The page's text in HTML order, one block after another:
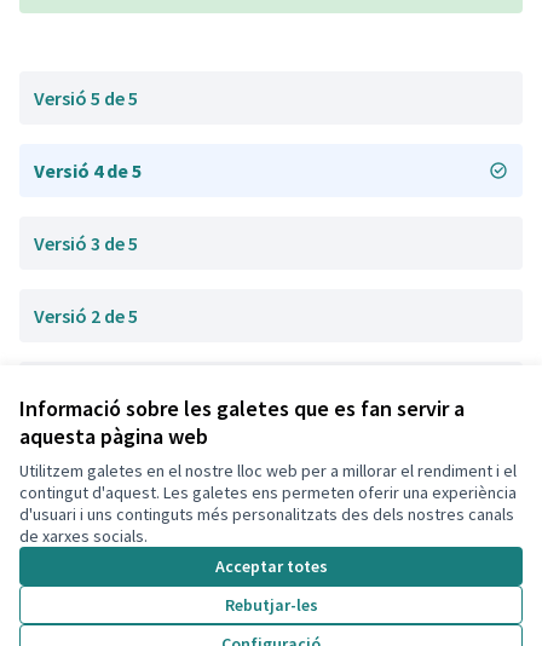
Informació sobre les galetes que es fan servir a
aquesta pàgina web
Utilitzem galetes en el nostre lloc web per a millorar el rendiment i el
contingut d'aquest. Les galetes ens permeten oferir una experiència
d'usuari i uns continguts més personalitzats des dels nostres canals
de xarxes socials.
Acceptar totes
Rebutjar-les
Versió 5 de 5
Versió 4 de 5
Versió 3 de 5
Versió 2 de 5
Termes i condicions d'ús
Configuració de les galetes
Decidim Calafell a X
(Enllaç extern)
Decidim Calafell a Facebook
Decidim Calafell a YouTube
Decidim Calafell a GitHub
(Enllaç extern)
Amb
(Enllaç